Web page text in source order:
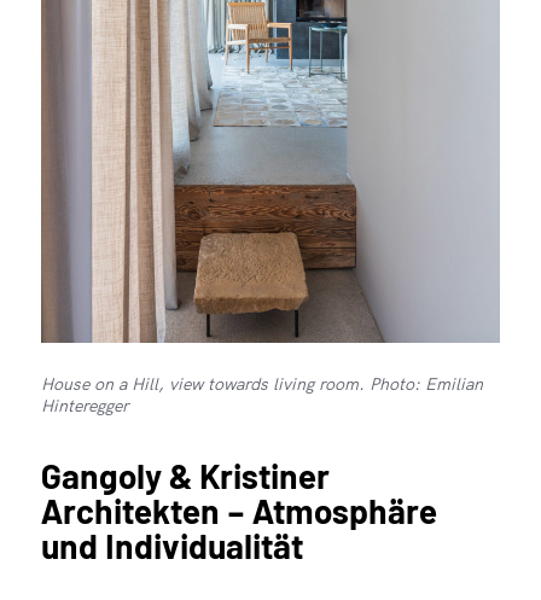
House on a Hill, view towards living room. Photo: Emilian
Hinteregger
Gangoly & Kristiner
Architekten – Atmosphäre
und Individualität